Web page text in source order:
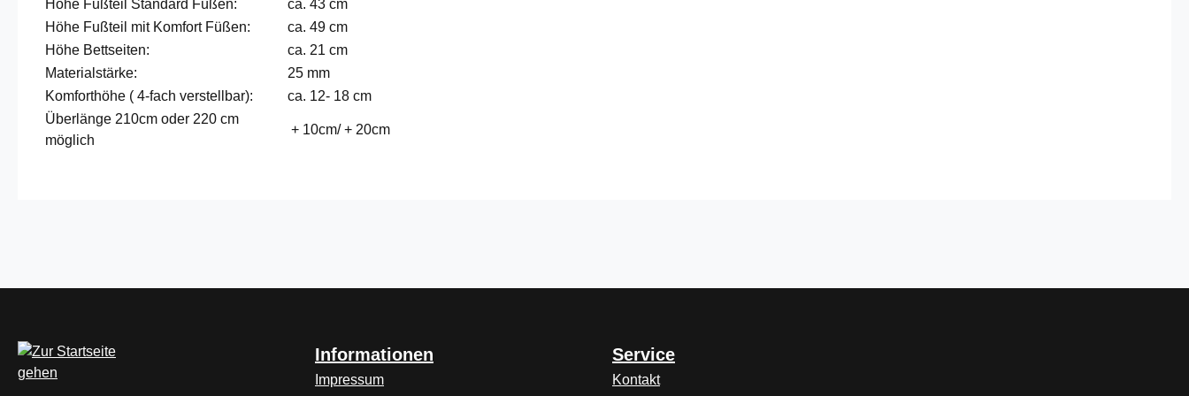
Höhe Fußteil Standard Füßen:
ca. 43 cm
Höhe Fußteil mit Komfort Füßen:
ca. 49 cm
Höhe Bettseiten:
ca. 21 cm
Materialstärke:
25 mm
Komforthöhe ( 4-fach verstellbar):
ca. 12- 18 cm
Überlänge 210cm oder 220 cm
möglich
+ 10cm/ + 20cm
Informationen
Impressum
Service
Kontakt